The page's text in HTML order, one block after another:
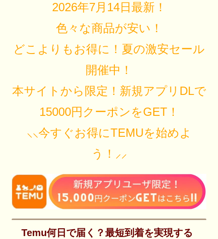
2026年7月14日最新！
色々な商品が安い！
どこよりもお得に！夏の激安セール
開催中！
本サイトから限定！新規アプリDLで
15000円クーポンをGET！
⸜⸜今すぐお得にTEMUを始めよ
う！⸝⸝
Temu何日で届く？最短到着を実現する